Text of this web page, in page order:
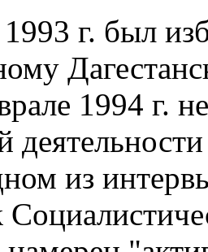
1993 г. был
1994 г.
из